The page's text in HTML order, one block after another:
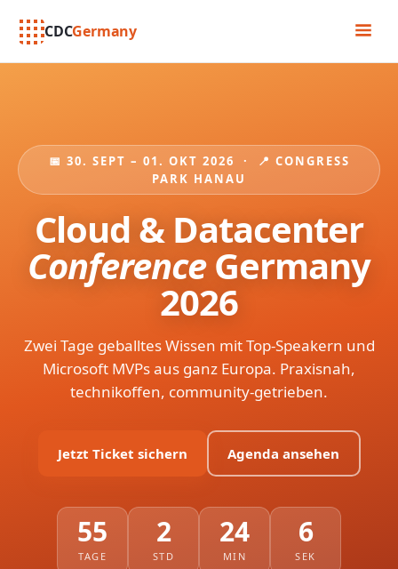
CDCGermany
📅 30. SEPT – 01. OKT 2026 · 📍 CONGRESS
PARK HANAU
Cloud & Datacenter
ConferenceGermany
2026
Zwei Tage geballtes Wissen mit Top-Speakern und
Microsoft MVPs aus ganz Europa. Praxisnah,
technikoffen, community-getrieben.
Jetzt Ticket sichern Agenda ansehen
55
TAGE
2
STD
24
MIN
5
SEK